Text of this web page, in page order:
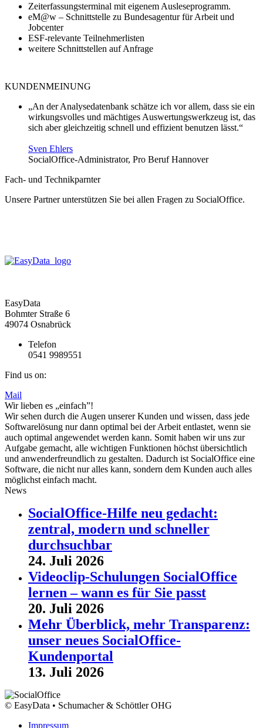
Zeiterfassungsterminal mit eigenem Ausleseprogramm.
eM@w – Schnittstelle zu Bundesagentur für Arbeit und
Jobcenter
ESF-relevante Teilnehmerlisten
weitere Schnittstellen auf Anfrage
KUNDENMEINUNG
„An der Analysedatenbank schätze ich vor allem, dass sie ein
wirkungsvolles und mächtiges Auswertungswerkzeug ist, das
sich aber gleichzeitig schnell und effizient benutzen lässt.“
Sven Ehlers
SocialOffice-Administrator, Pro Beruf Hannover
Fach- und Technikparnter
Unsere Partner unterstützen Sie bei allen Fragen zu SocialOffice.
EasyData
Bohmter Straße 6
49074 Osnabrück
Telefon
0541 9989551
Find us on:
Mail
Wir lieben es „einfach”!
Wir sehen durch die Augen unserer Kunden und wissen, dass jede
Softwarelösung nur dann optimal bei der Arbeit entlastet, wenn sie
auch optimal angewendet werden kann. Somit haben wir uns zur
Aufgabe gemacht, alle wichtigen Funktionen höchst übersichtlich
und anwenderfreundlich zu gestalten. Dadurch ist SocialOffice eine
Software, die nicht nur alles kann, sondern dem Kunden auch alles
möglichst einfach macht.
News
SocialOffice-Hilfe neu gedacht:
zentral, modern und schneller
durchsuchbar
24. Juli 2026
Videoclip-Schulungen SocialOffice
lernen – wann es für Sie passt
20. Juli 2026
Mehr Überblick, mehr Transparenz:
unser neues SocialOffice-
Kundenportal
13. Juli 2026
© EasyData • Schumacher & Schöttler OHG
Impressum